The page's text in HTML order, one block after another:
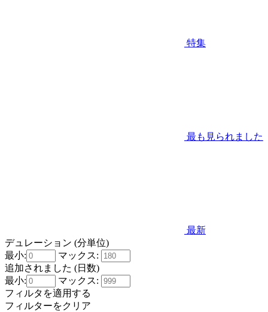
特集
最も見られました
最新
デュレーション (分単位)
最小:
マックス:
追加されました (日数)
最小:
マックス:
フィルタを適用する
フィルターをクリア